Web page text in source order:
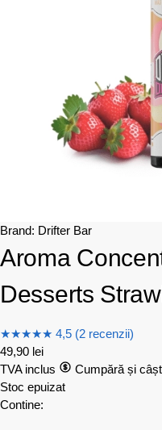
Brand: Drifter Bar
Aroma
Desserts
★★★★★ 4,5 (2 recenzii)
49,90 lei
TVA inclus
Cumpără și
Stoc epuizat
Contine: